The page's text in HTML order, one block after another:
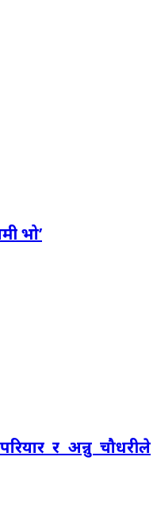
भो’
र अन्नु चौधरीले